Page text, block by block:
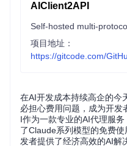
AIClient2API
项目地址：
https://gitcode.com/
在AI开发成本持续高企的今
必担心费用问题，成为开
I作为一款专业的AI代理服
了Claude系列模型的免费
发者提供了经济高效的AI解